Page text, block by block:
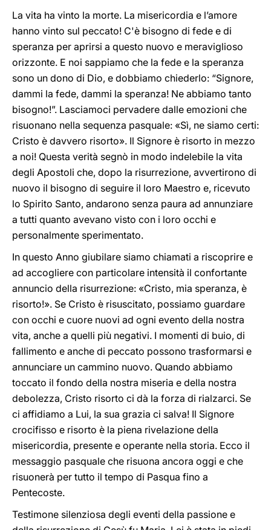
La vita ha vinto la morte. La misericordia e l’amore
hanno vinto sul peccato! C'è bisogno di fede e di
speranza per aprirsi a questo nuovo e meraviglioso
orizzonte. E noi sappiamo che la fede e la speranza
sono un dono di Dio, e dobbiamo chiederlo: “Signore,
dammi la fede, dammi la speranza! Ne abbiamo tanto
bisogno!”. Lasciamoci pervadere dalle emozioni che
risuonano nella sequenza pasquale: «Sì, ne siamo certi:
Cristo è davvero risorto». Il Signore è risorto in mezzo
a noi! Questa verità segnò in modo indelebile la vita
degli Apostoli che, dopo la risurrezione, avvertirono di
nuovo il bisogno di seguire il loro Maestro e, ricevuto
lo Spirito Santo, andarono senza paura ad annunziare
a tutti quanto avevano visto con i loro occhi e
personalmente sperimentato.
In questo Anno giubilare siamo chiamati a riscoprire e
ad accogliere con particolare intensità il confortante
annuncio della risurrezione: «Cristo, mia speranza, è
risorto!». Se Cristo è risuscitato, possiamo guardare
con occhi e cuore nuovi ad ogni evento della nostra
vita, anche a quelli più negativi. I momenti di buio, di
fallimento e anche di peccato possono trasformarsi e
annunciare un cammino nuovo. Quando abbiamo
toccato il fondo della nostra miseria e della nostra
debolezza, Cristo risorto ci dà la forza di rialzarci. Se
ci affidiamo a Lui, la sua grazia ci salva! Il Signore
crocifisso e risorto è la piena rivelazione della
misericordia, presente e operante nella storia. Ecco il
messaggio pasquale che risuona ancora oggi e che
risuonerà per tutto il tempo di Pasqua fino a
Pentecoste.
Testimone silenziosa degli eventi della passione e